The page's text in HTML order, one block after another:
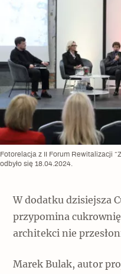
Fotorelacja z II Forum Rewitalizacji
odbyło się 18.04.2024.
W dodatku dzisiejsza
przypomina cukrownię
architekci nie
Marek Bulak, autor